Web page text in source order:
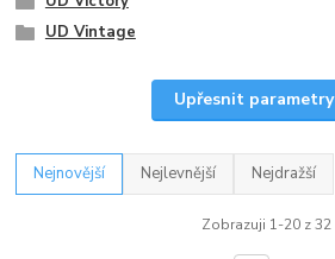
UD Vintage
Upřesnit parametry
Nejnovější Nejlevnější Nejdražší
Zobrazuji 1-20 z 32